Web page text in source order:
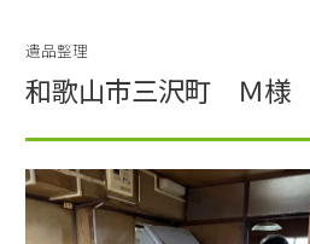
遺品整理
和歌山市三沢町 Ｍ様